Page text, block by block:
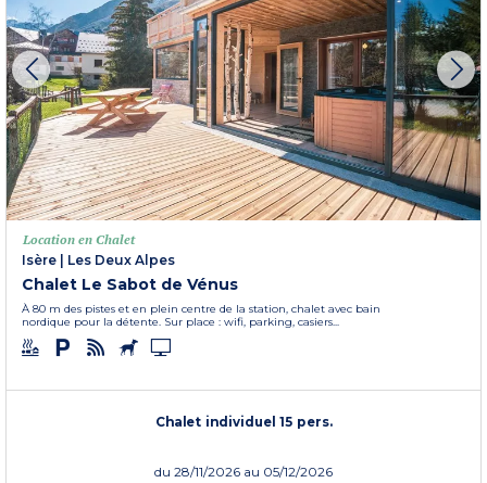
Location en Chalet
Isère | Les Deux Alpes
Chalet Le Sabot de Vénus
À 80 m des pistes et en plein centre de la station, chalet avec bain
nordique pour la détente. Sur place : wifi, parking, casiers...
Chalet individuel 15 pers.
du 28/11/2026 au 05/12/2026